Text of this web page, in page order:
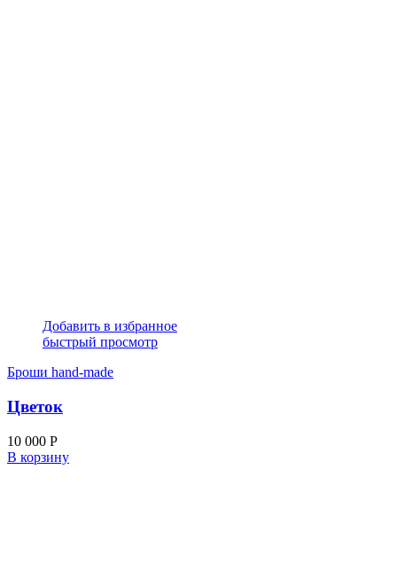
Добавить в избранное
быстрый просмотр
Броши hand-made
Цветок
10 000 Р
В корзину